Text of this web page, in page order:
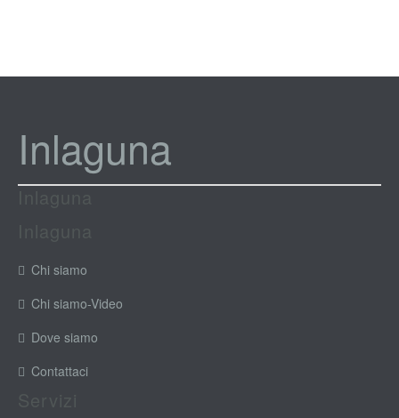
Inlaguna
Chi siamo
Chi siamo-Video
Dove siamo
Contattaci